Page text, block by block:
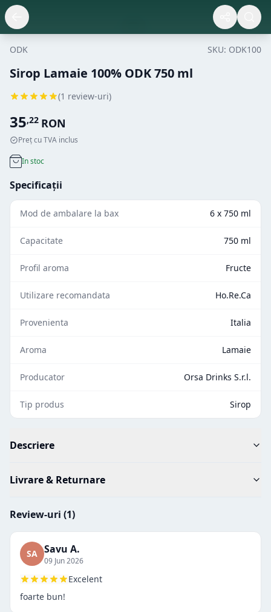
ODK SKU: ODK100
Sirop Lamaie 100% ODK 750 ml
(1 review-uri)
35,22 RON
Preț cu TVA inclus
In stoc
Specificații
Mod de ambalare la bax 6 x 750 ml
Capacitate 750 ml
Profil aroma Fructe
Utilizare recomandata Ho.Re.Ca
Provenienta Italia
Aroma Lamaie
Producator Orsa Drinks S.r.l.
Tip produs Sirop
Descriere
Livrare & Returnare
Review-uri (1)
SA Savu A.
09 Jun 2026
Excelent
foarte bun!